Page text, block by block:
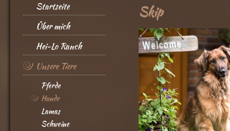
Startseite
Über mich
Hei-Lo Ranch
Unsere Tiere
Pferde
Hunde
Lamas
Schweine
Skip